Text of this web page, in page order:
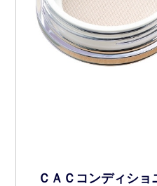
ＣＡＣコンディシ